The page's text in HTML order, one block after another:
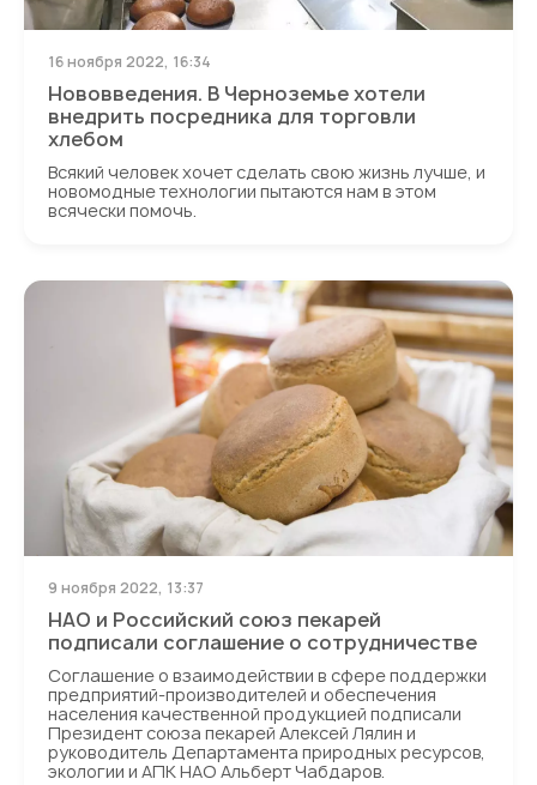
Нововведения. В Черноземье хотели
внедрить посредника для торговли
хлебом
16 ноября 2022, 16:34
Всякий человек хочет сделать свою жизнь лучше, и
новомодные технологии пытаются нам в этом
всячески помочь.
НАО и Российский союз пекарей
подписали соглашение о сотрудничестве
9 ноября 2022, 13:37
Соглашение о взаимодействии в сфере поддержки
предприятий-производителей и обеспечения
населения качественной продукцией подписали
Президент союза пекарей Алексей Лялин и
руководитель Департамента природных ресурсов,
экологии и АПК НАО Альберт Чабдаров.